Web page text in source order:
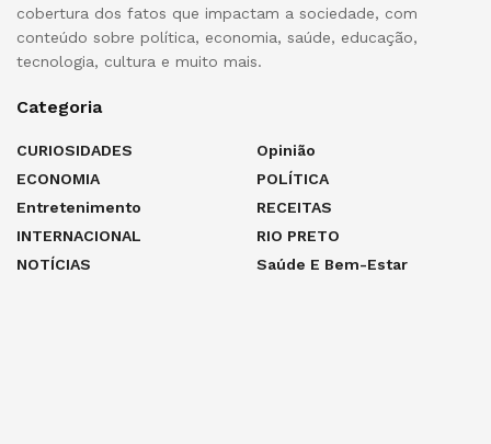
cobertura dos fatos que impactam a sociedade, com
conteúdo sobre política, economia, saúde, educação,
tecnologia, cultura e muito mais.
Categoria
CURIOSIDADES
ECONOMIA
Entretenimento
INTERNACIONAL
NOTÍCIAS
Opinião
POLÍTICA
RECEITAS
RIO PRETO
Saúde E Bem-Estar